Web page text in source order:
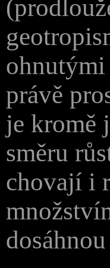
právě
je kromě
směru
chovají i